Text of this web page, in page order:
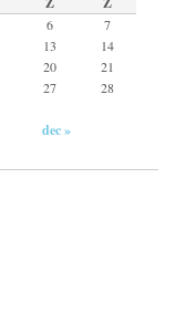
6
7
13
14
20
21
27 28
dec »